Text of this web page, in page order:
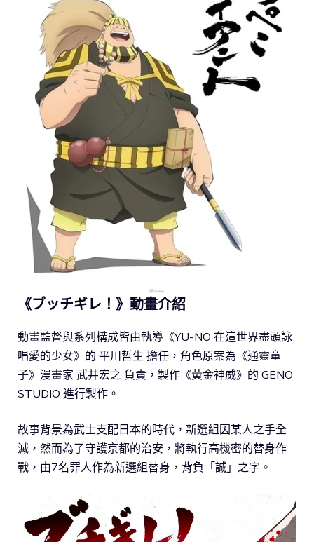
《ブッチギレ！》動畫介紹
動畫監督與系列構成皆由執導《YU-NO 在這世界盡頭詠
唱愛的少女》的 平川哲生 擔任，角色原案為《通靈童
子》漫畫家 武井宏之 負責，製作《黃金神威》的 GENO
STUDIO 進行製作。
故事背景為武士支配日本的時代，新選組因某人之手全
滅，然而為了守護京都的治安，將執行高機密的替身作
戰，由7名罪人作為新選組替身，背負「誠」之字。